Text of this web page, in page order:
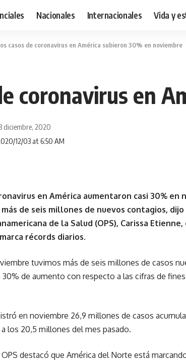
Nacionales Internacionales Vida y
casos de coronavirus en América subieron 30% en noviembre
coronavirus en
12/03 at 6:50 AM
diciembre, 2020
en América aumentaron casi 30%
de seis millones de nuevos contagios,
de la Salud (OPS), Carissa
récords diarios.
tuvimos más de seis millones de casos
30% de aumento con respecto a las cifras de
en noviembre 26,9 millones de casos
los 20,5 millones del mes pasado.
destacó que América del Norte está